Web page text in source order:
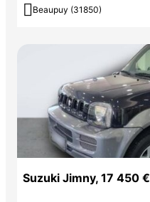
 Beaupuy (31850)
Suzuki Jimny, 17 450 €